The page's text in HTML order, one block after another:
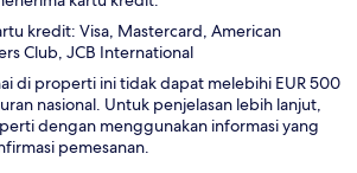
kredit: Visa, Mastercard, American
Club, JCB International
di properti ini tidak dapat melebihi EUR 500
nasional. Untuk penjelasan lebih lanjut,
dengan menggunakan informasi yang
pemesanan.